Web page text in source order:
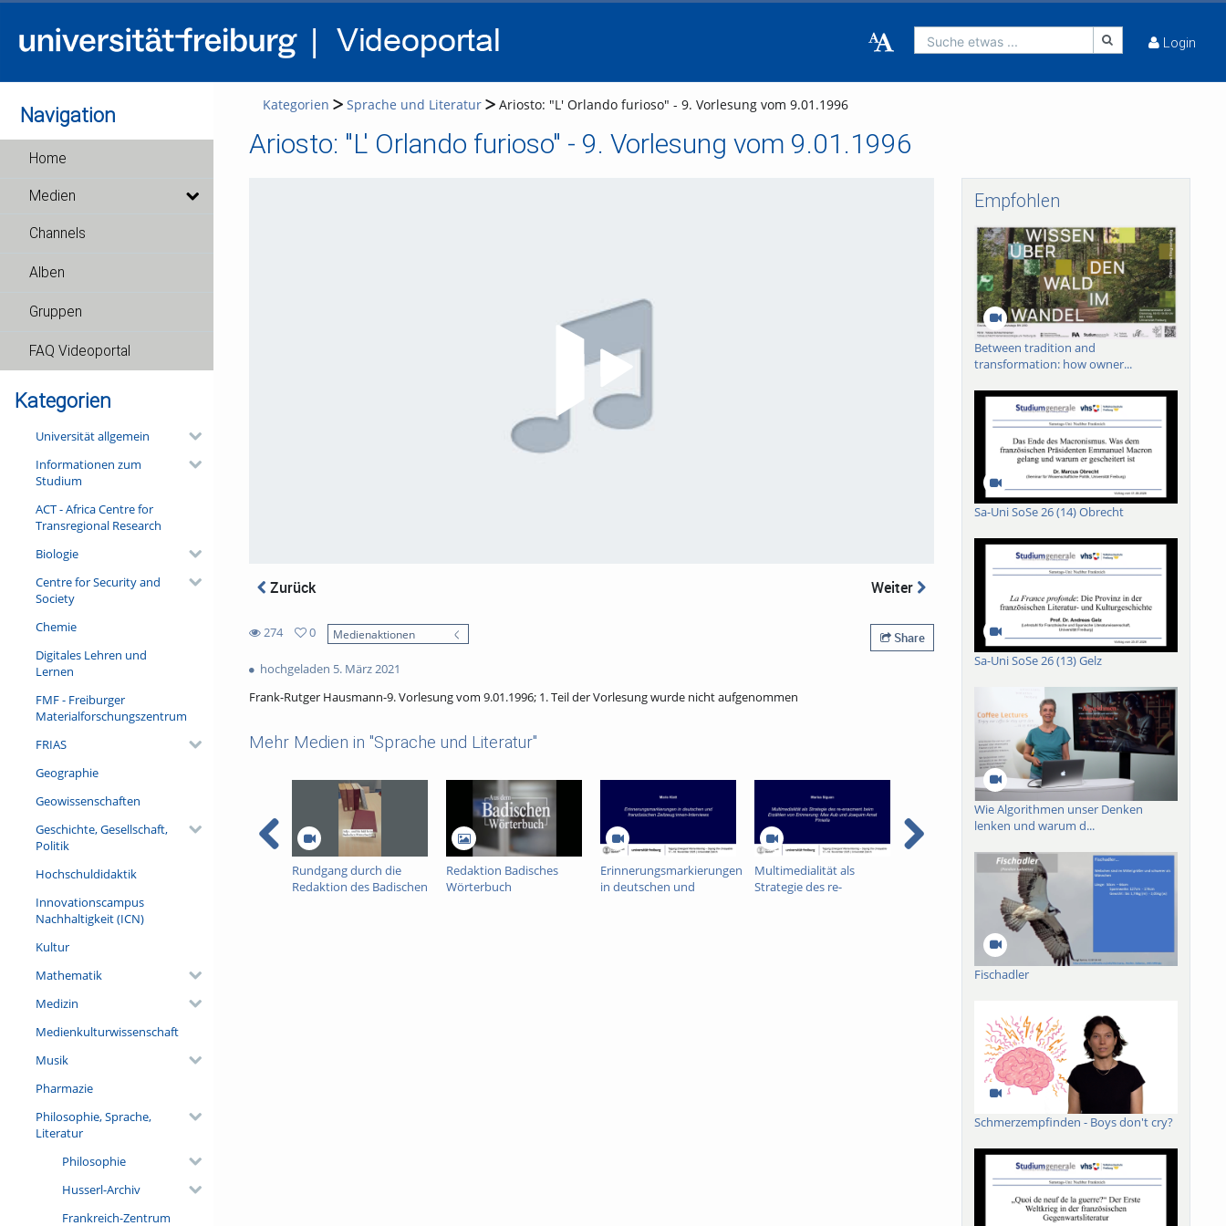
Suche etwas ... Login
Navigation
Home
Medien
Channels
Alben
Gruppen
FAQ Videoportal
Kategorien
Universität allgemein
Informationen zum
Studium
ACT - Africa Centre for
Transregional Research
Biologie
Centre for Security and
Society
Chemie
Digitales Lehren und
Lernen
FMF - Freiburger
Materialforschungszentrum
FRIAS
Geographie
Geowissenschaften
Geschichte, Gesellschaft,
Politik
Hochschuldidaktik
Innovationscampus
Nachhaltigkeit (ICN)
Kultur
Mathematik
Medizin
Medienkulturwissenschaft
Musik
Pharmazie
Philosophie, Sprache,
Literatur
Philosophie
Husserl-Archiv
Frankreich-Zentrum
Kategorien Sprache und Literatur Ariosto: "L' Orlando furioso" - 9. Vorlesung vom 9.01.1996
Ariosto: "L' Orlando furioso" - 9. Vorlesung vom 9.01.1996
Zurück Weiter
274
views
0
favorites
Medienaktionen
Share
hochgeladen 5. März 2021
Frank-Rutger Hausmann-9. Vorlesung vom 9.01.1996; 1. Teil der Vorlesung wurde nicht aufgenommen
Mehr Medien in "Sprache und Literatur"
Rundgang durch die
Redaktion des Badischen
Redaktion Badisches
Wörterbuch
Erinnerungsmarkierungen
in deutschen und
Multimedialität als
Strategie des re-
Konferenzvortrag von
brain writes sounds -
Trailer
Empfohlen
Between tradition and
transformation: how owner...
Sa-Uni SoSe 26 (14) Obrecht
Sa-Uni SoSe 26 (13) Gelz
Wie Algorithmen unser Denken
lenken und warum d...
Fischadler
Schmerzempfinden - Boys don't cry?